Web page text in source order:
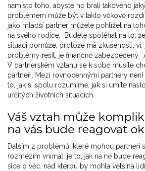
namísto toho, abyste ho brali takového
problémem může být v takto věkově
jako mladší partner můžete pohlížet na
na svého rodiče. Budete spoléhat na to,
situaci pomůže, protože má zkušenosti, ví,
problémy řešit, je finančně zabezpečený.
V partnerském vztahu se k sobě musíte
partneři. Mezi rovnocennými partnery
to, jak si spolu rozumíme, jak si umíte
určitých životních situacích.
Váš vztah může
na vás bude reagovat
Dalším z problémů, které mohou partneři
rozmezím vnímat, je to, jak na ně bude
sice o věc, nad kterou by mohla většina